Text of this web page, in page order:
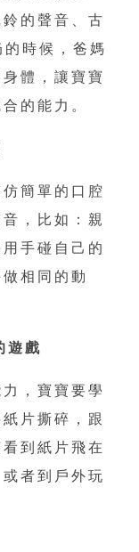
的聲音、古
時候，爸媽
體，讓寶寶
的能力。
簡單的口腔
，比如：親
手碰自己的
相同的動
遊戲
，寶寶要學
片撕碎，跟
到紙片飛在
者到戶外玩